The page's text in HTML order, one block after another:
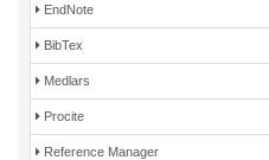
EndNote
BibTex
Medlars
Procite
Reference Manager